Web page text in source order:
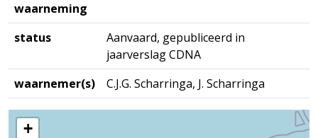
waarneming
status
Aanvaard, gepubliceerd in
jaarverslag CDNA
waarnemer(s)
C.J.G. Scharringa, J. Scharringa
+